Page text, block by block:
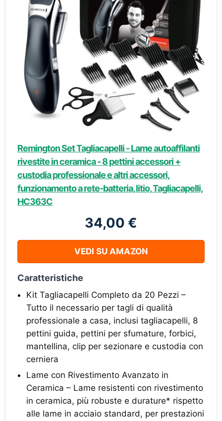
Remington Set Tagliacapelli - Lame autoaffilanti
rivestite in ceramica - 8 pettini accessori +
custodia professionale e altri accessori,
funzionamento a rete-batteria, litio, Tagliacapelli,
HC363C
34,00 €
VEDI SU AMAZON
Caratteristiche
Kit Tagliacapelli Completo da 20 Pezzi –
Tutto il necessario per tagli di qualità
professionale a casa, inclusi tagliacapelli, 8
pettini guida, pettini per sfumature, forbici,
mantellina, clip per sezionare e custodia con
cerniera
Lame con Rivestimento Avanzato in
Ceramica – Lame resistenti con rivestimento
in ceramica, più robuste e durature* rispetto
alle lame in acciaio standard, per prestazioni